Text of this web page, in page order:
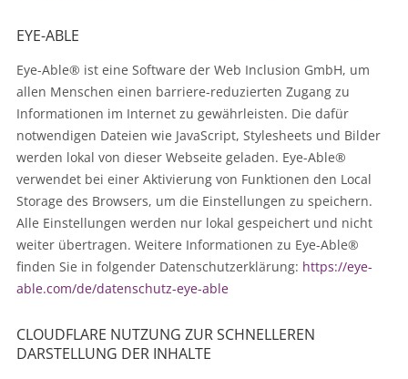
EYE-ABLE
Eye-Able® ist eine Software der Web Inclusion GmbH, um
allen Menschen einen barriere-reduzierten Zugang zu
Informationen im Internet zu gewährleisten. Die dafür
notwendigen Dateien wie JavaScript, Stylesheets und Bilder
werden lokal von dieser Webseite geladen. Eye-Able®
verwendet bei einer Aktivierung von Funktionen den Local
Storage des Browsers, um die Einstellungen zu speichern.
Alle Einstellungen werden nur lokal gespeichert und nicht
weiter übertragen. Weitere Informationen zu Eye-Able®
finden Sie in folgender Datenschutzerklärung: https://eye-
able.com/de/datenschutz-eye-able
CLOUDFLARE NUTZUNG ZUR SCHNELLEREN
DARSTELLUNG DER INHALTE